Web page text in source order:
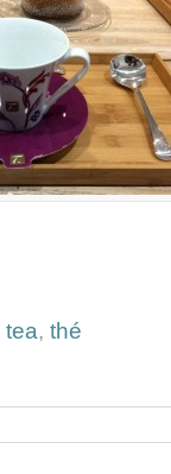
tea, thé